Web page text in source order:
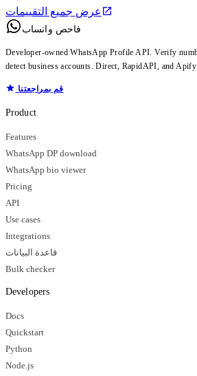
عرض جميع التقييمات
فاحص واتساب
Developer-owned WhatsApp Profile API. Verify
detect business accounts. Direct, RapidAPI, and
قم بمراجعتنا
Product
Features
WhatsApp DP download
WhatsApp bio viewer
Pricing
API
Use cases
Integrations
قاعدة البيانات
Bulk checker
Developers
Docs
Quickstart
Python
Node.js